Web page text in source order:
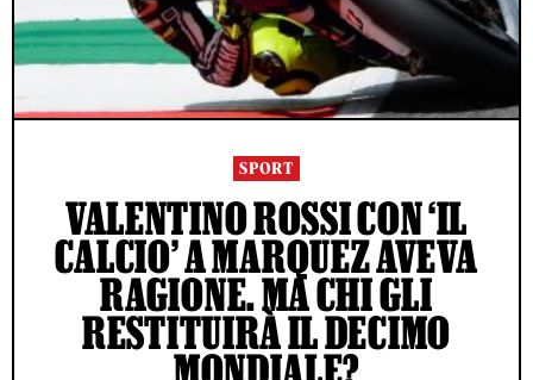
SPORT
VALENTINO ROSSI CON ‘IL
CALCIO’ A MARQUEZ AVEVA
RAGIONE. MA CHI GLI
RESTITUIRÀ IL DECIMO